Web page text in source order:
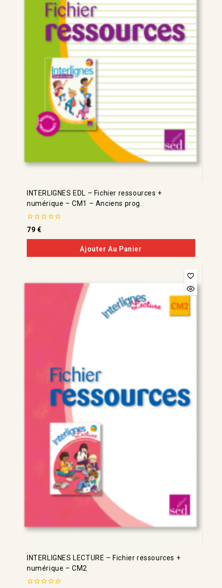
INTERLIGNES EDL – Fichier ressources +
numérique – CM1 – Anciens prog.
0
de
5
79 €
Ajouter Au Panier
INTERLIGNES LECTURE – Fichier ressources +
numérique – CM2